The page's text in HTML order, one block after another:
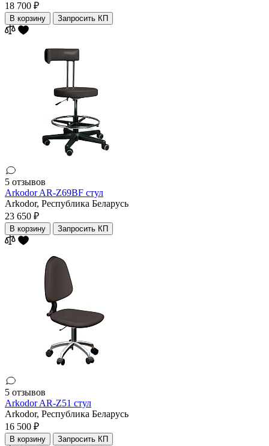
18 700 ₽
В корзину Запросить КП
5 отзывов
Arkodor AR-Z69BF стул
Arkodor, Республика Беларусь
23 650 ₽
В корзину Запросить КП
5 отзывов
Arkodor AR-Z51 стул
Arkodor, Республика Беларусь
16 500 ₽
В корзину Запросить КП